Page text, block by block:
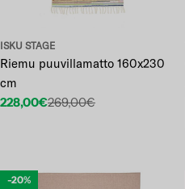
ISKU STAGE
Riemu puuvillamatto 160x230
cm
Etuhinta
228,00€
Normaalihinta
269,00€
-20%